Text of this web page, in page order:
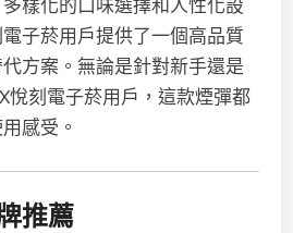
樣化的口味選擇和人性化設
子菸用戶提供了一個高品質
方案。無論是針對新手還是
悅刻電子菸用戶，這款煙彈都
感受。
推薦